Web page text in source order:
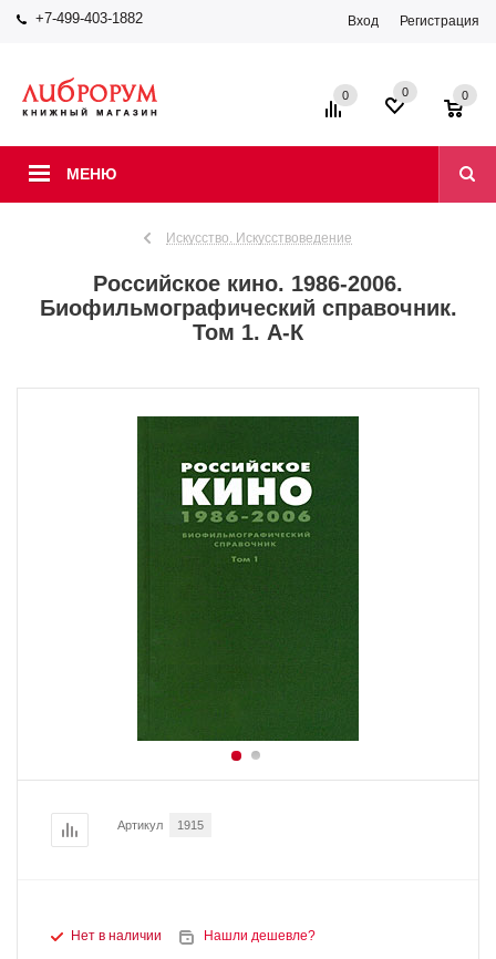
+7-499-403-1882 Вход Регистрация
МЕНЮ
0 0 0
Искусство. Искусствоведение
Российское кино. 1986-2006.
Биофильмографический справочник.
Том 1. А-К
Артикул 1915
Нет в наличии Нашли дешевле?